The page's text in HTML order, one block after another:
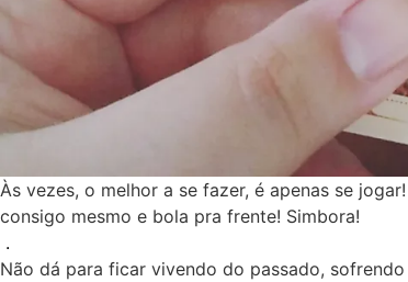
Às vezes, o melhor a se fazer, é apenas se
consigo mesmo e bola pra frente! Simbora!
.
Não dá para ficar vivendo do passado,